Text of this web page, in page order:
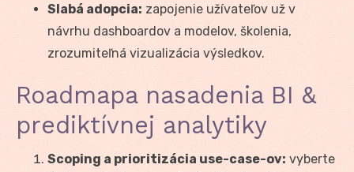
Slabá adopcia: zapojenie užívateľov už v
návrhu dashboardov a modelov, školenia,
zrozumiteľná vizualizácia výsledkov.
Roadmapa nasadenia BI &
prediktívnej analytiky
Scoping a prioritizácia use-case-ov: vyberte